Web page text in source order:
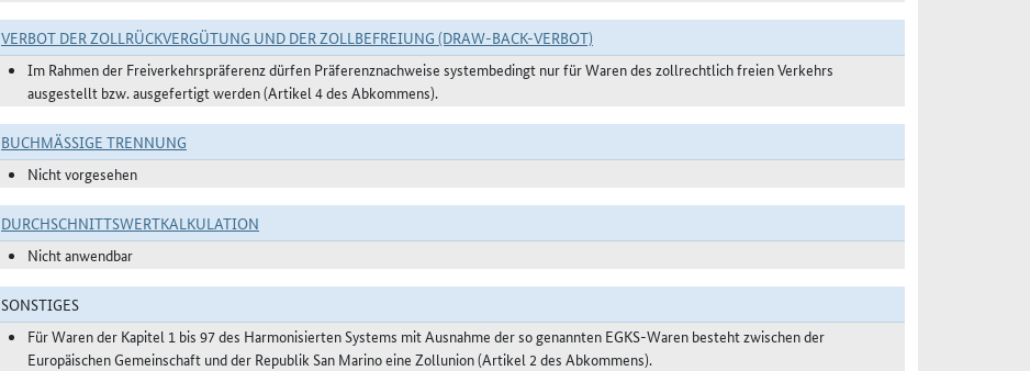
VERBOT DER ZOLLRÜCKVERGÜTUNG UND DER ZOLLBEFREIUNG (DRAW-BACK-VERBOT)
Im Rahmen der Freiverkehrspräferenz dürfen Präferenznachweise systembedingt nur für Waren des zollrechtlich freien Verkehrs
ausgestellt bzw. ausgefertigt werden (Artikel 4 des Abkommens).
BUCHMÄSSIGE TRENNUNG
Nicht vorgesehen
DURCHSCHNITTSWERTKALKULATION
Nicht anwendbar
SONSTIGES
Für Waren der Kapitel 1 bis 97 des Harmonisierten Systems mit Ausnahme der so genannten EGKS-Waren besteht zwischen der
Europäischen Gemeinschaft und der Republik San Marino eine Zollunion (Artikel 2 des Abkommens).